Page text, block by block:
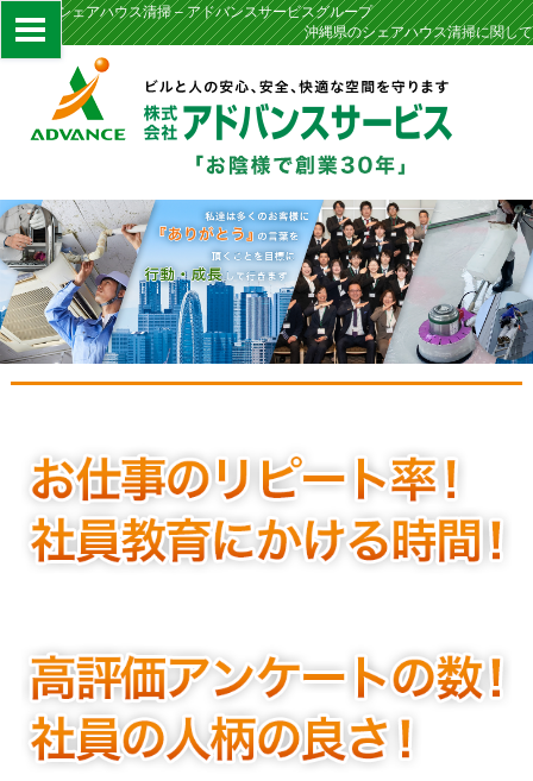
沖縄県のシェアハウス清掃 – アドバンスサービスグループ
沖縄県のシェアハウス清掃に関して